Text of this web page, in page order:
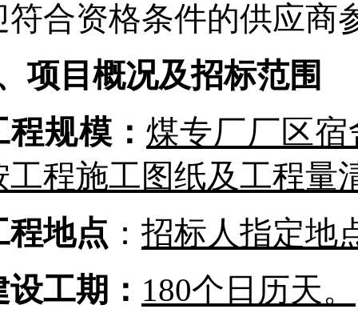
符合资格条件的供应商
项目概况及招标范围
程规模：煤专厂厂区
工程施工图纸及工程量
程地点 ： 招标人指定地
设工期： 180个日历天。